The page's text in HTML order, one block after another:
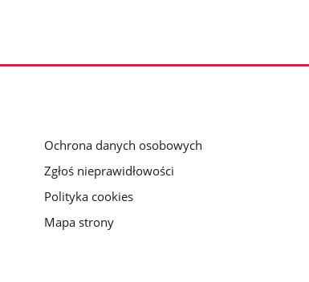
Ochrona danych osobowych
Zgłoś nieprawidłowości
Polityka cookies
Mapa strony